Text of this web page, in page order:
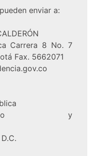
enviar a:
Carrera 8 No. 7
Fax. 5662071
y